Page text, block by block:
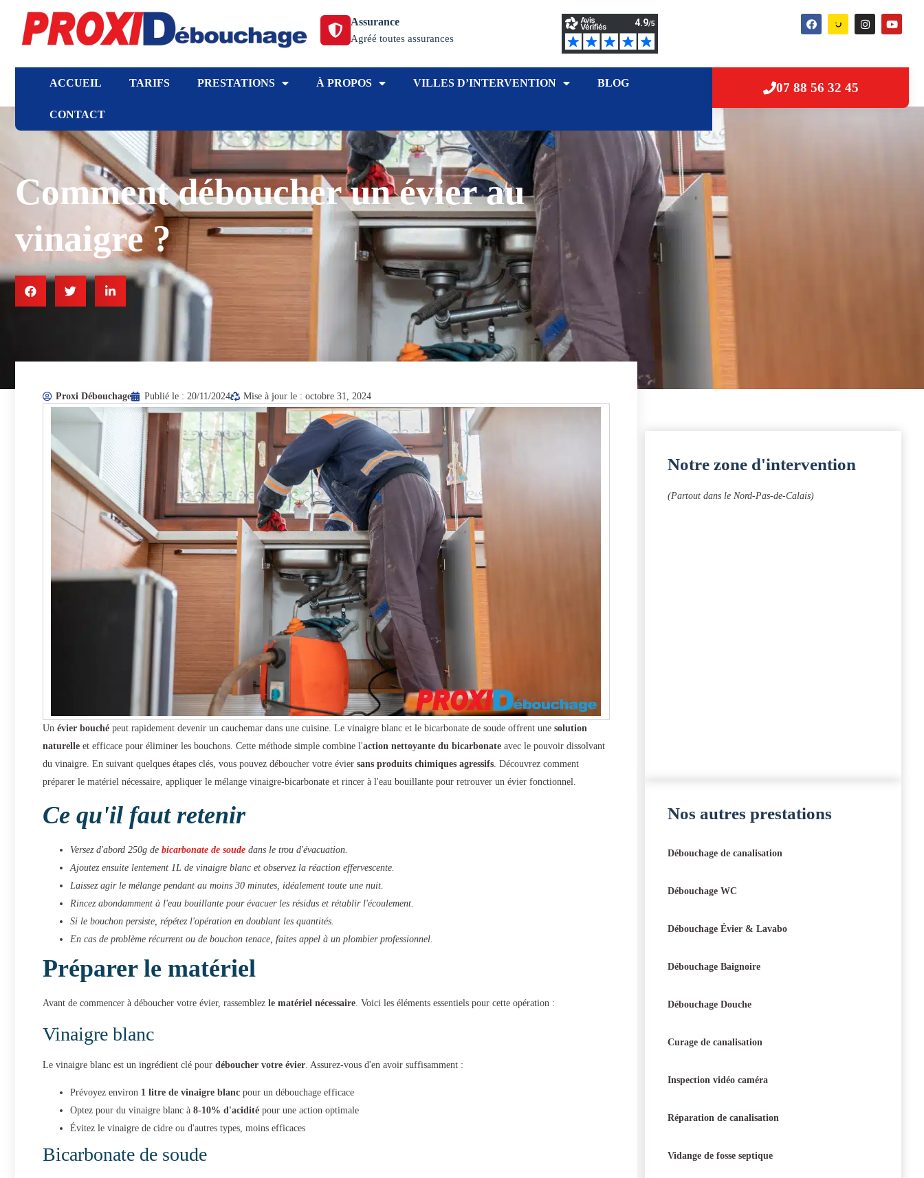
Assurance
Agréé toutes assurances
ACCUEIL TARIFS PRESTATIONS À PROPOS VILLES D’INTERVENTION BLOG
CONTACT
07 88 56 32 45
Comment déboucher un évier au
vinaigre ?
Proxi Débouchage Publié le : 20/11/2024 Mise à jour le : octobre 31, 2024
Un évier bouché peut rapidement devenir un cauchemar dans une cuisine. Le vinaigre blanc et le bicarbonate de soude offrent une solution
naturelle et efficace pour éliminer les bouchons. Cette méthode simple combine l'action nettoyante du bicarbonate avec le pouvoir dissolvant
du vinaigre. En suivant quelques étapes clés, vous pouvez déboucher votre évier sans produits chimiques agressifs . Découvrez comment
préparer le matériel nécessaire, appliquer le mélange vinaigre-bicarbonate et rincer à l'eau bouillante pour retrouver un évier fonctionnel.
Ce qu'il faut retenir
Versez d'abord 250g de bicarbonate de soude dans le trou d'évacuation.
Ajoutez ensuite lentement 1L de vinaigre blanc et observez la réaction effervescente.
Laissez agir le mélange pendant au moins 30 minutes, idéalement toute une nuit.
Rincez abondamment à l'eau bouillante pour évacuer les résidus et rétablir l'écoulement.
Si le bouchon persiste, répétez l'opération en doublant les quantités.
En cas de problème récurrent ou de bouchon tenace, faites appel à un plombier professionnel.
Préparer le matériel
Avant de commencer à déboucher votre évier, rassemblez le matériel nécessaire. Voici les éléments essentiels pour cette opération :
Vinaigre blanc
Le vinaigre blanc est un ingrédient clé pour déboucher votre évier . Assurez-vous d'en avoir suffisamment :
Prévoyez environ 1 litre de vinaigre blanc pour un débouchage efficace
Optez pour du vinaigre blanc à 8-10% d'acidité pour une action optimale
Évitez le vinaigre de cidre ou d'autres types, moins efficaces
Bicarbonate de soude
Notre zone d'intervention
(Partout dans le Nord-Pas-de-Calais)
Nos autres prestations
Débouchage de canalisation
Débouchage WC
Débouchage Évier & Lavabo
Débouchage Baignoire
Débouchage Douche
Curage de canalisation
Inspection vidéo caméra
Réparation de canalisation
Vidange de fosse septique